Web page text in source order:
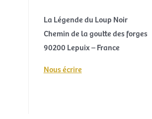
La Légende du Loup Noir
Chemin de la goutte des forges
90200 Lepuix – France
Nous écrire